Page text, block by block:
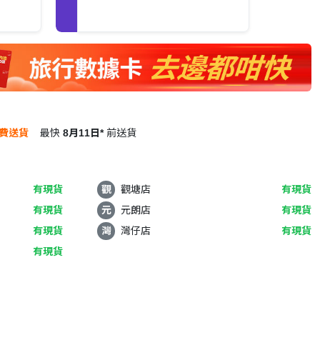
送貨 最快 8月11日* 前送貨
有現貨 觀 觀塘店
有現貨
有現貨
元 元朗店
有現貨
有現貨
灣 灣仔店
有現貨
有現貨